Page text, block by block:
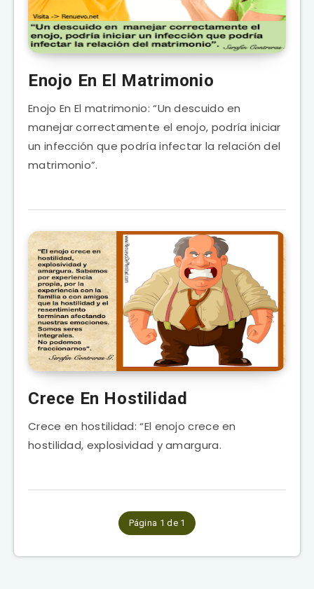
Enojo En El Matrimonio
Enojo En El matrimonio: “Un descuido en
manejar correctamente el enojo, podría iniciar
un infección que podría infectar la relación del
matrimonio”.
Crece En Hostilidad
Crece en hostilidad: “El enojo crece en
hostilidad, explosividad y amargura.
Página 1 de 1